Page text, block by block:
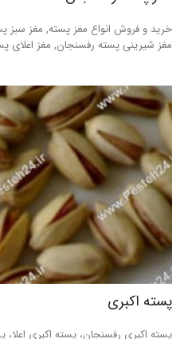
خرید پسته رفسنجان
خرید و فروش انواع مغز پسته, مغز سبز
مغز شیرینی پسته رفسنجان, مغز اعلای
پسته اکبری
پسته اکبری رفسنجان، پسته اکبری